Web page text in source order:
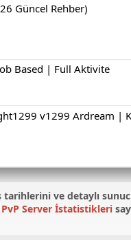
Güncel Rehber)
Based | Full Aktivite
v1299 Ardream |
tarihlerini ve detaylı
PvP Server İstatistikleri